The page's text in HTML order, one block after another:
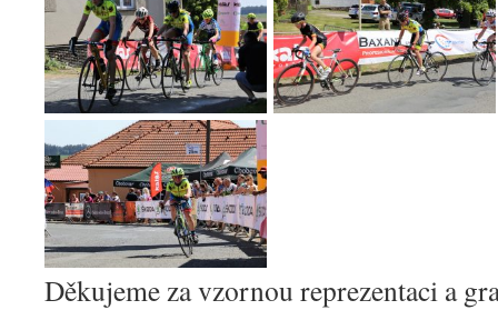
Děkujeme za vzornou reprezentaci a